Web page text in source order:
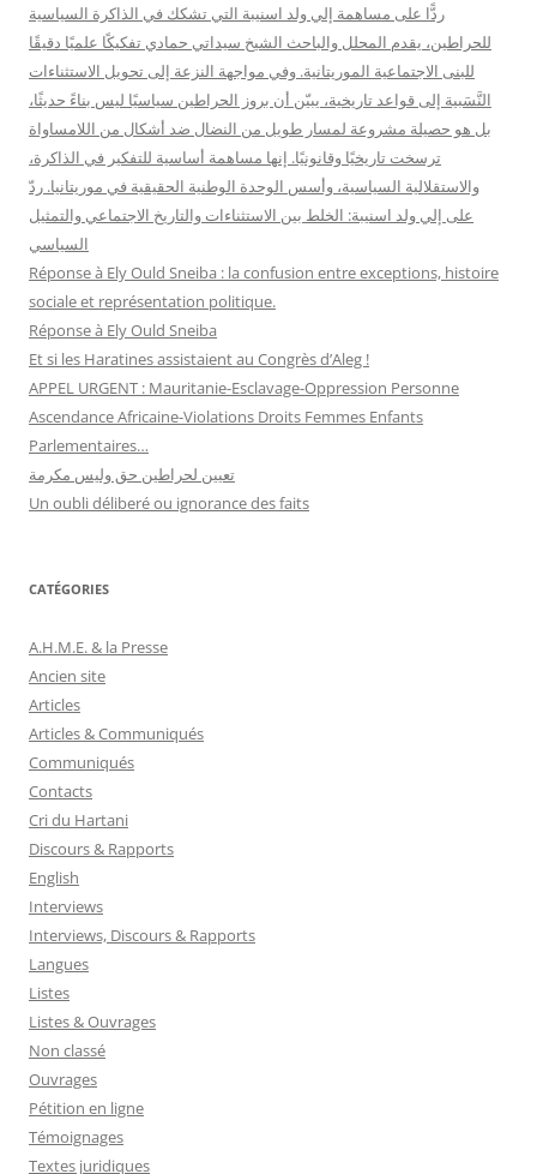
ردًّا على مساهمة إلي ولد اسنيبة التي تشكك في الذاكرة السياسية
للحراطين، يقدم المحلل والباحث الشيخ سيداتي حمادي تفكيكًا علميًا دقيقًا
للبنى الاجتماعية الموريتانية. وفي مواجهة النزعة إلى تحويل الاستثناءات
النَّسَبية إلى قواعد تاريخية، يبيّن أن بروز الحراطين سياسيًا ليس بناءً حديثًا،
بل هو حصيلة مشروعة لمسار طويل من النضال ضد أشكال من اللامساواة
ترسخت تاريخيًا وقانونيًا. إنها مساهمة أساسية للتفكير في الذاكرة،
والاستقلالية السياسية، وأسس الوحدة الوطنية الحقيقية في موريتانيا. ردّ
على إلي ولد اسنيبة: الخلط بين الاستثناءات والتاريخ الاجتماعي والتمثيل
السياسي
Réponse à Ely Ould Sneiba : la confusion entre exceptions, histoire
sociale et représentation politique.
Réponse à Ely Ould Sneiba
Et si les Haratines assistaient au Congrès d’Aleg !
APPEL URGENT : Mauritanie-Esclavage-Oppression Personne
Ascendance Africaine-Violations Droits Femmes Enfants
Parlementaires…
تعيين لحراطين حق وليس مكرمة
Un oubli déliberé ou ignorance des faits
CATÉGORIES
A.H.M.E. & la Presse
Ancien site
Articles
Articles & Communiqués
Communiqués
Contacts
Cri du Hartani
Discours & Rapports
English
Interviews
Interviews, Discours & Rapports
Langues
Listes
Listes & Ouvrages
Non classé
Ouvrages
Pétition en ligne
Témoignages
Textes juridiques